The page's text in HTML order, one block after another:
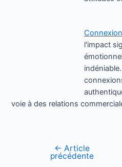
l'impact
voie à des relations
← Article
précédente